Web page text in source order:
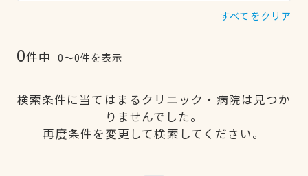
すべてをクリア
0件中 0〜0件を表示
検索条件に当てはまるクリニック・病院は見つか
りませんでした。
再度条件を変更して検索してください。